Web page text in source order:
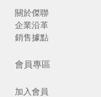
關於傑聯
企業沿革
銷售據點
會員專區
加入會員